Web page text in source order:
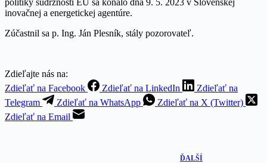
inovačnej a energetickej agentúre.
Zúčastnil sa p. Ing. Ján Plesník, stály pozorovateľ.
Zdieľajte nás na:
Zdieľať na Facebook
Zdieľať na LinkedIn
Zdieľať na
Telegram
Zdieľať na WhatsApp
Zdieľať na X (Twitter)
Zdieľať na Email
ĎALŠÍ